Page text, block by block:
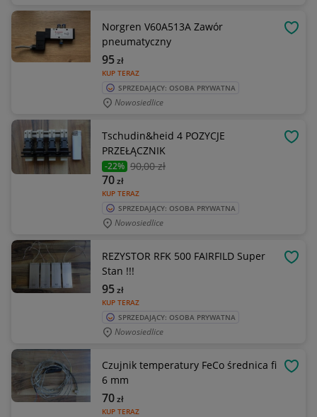
Norgren V60A513A Zawór
pneumatyczny
KUP TERAZ
95zł
SPRZEDAJĄCY: OSOBA PRYWATNA
Nowosiedlice
Tschudin&heid 4 POZYCJE
PRZEŁĄCZNIK
-22% 90,00 zł
KUP TERAZ
70zł
SPRZEDAJĄCY: OSOBA PRYWATNA
Nowosiedlice
REZYSTOR RFK 500 FAIRFILD Super
Stan !!!
KUP TERAZ
95zł
SPRZEDAJĄCY: OSOBA PRYWATNA
Nowosiedlice
Czujnik temperatury FeCo średnica fi
6 mm
KUP TERAZ
70zł